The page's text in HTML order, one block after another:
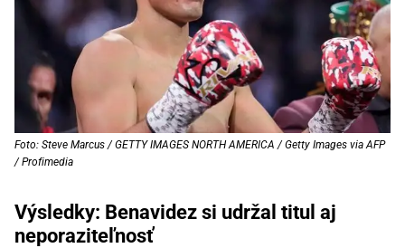
Foto: Steve Marcus / GETTY IMAGES NORTH AMERICA / Getty Images via AFP
/ Profimedia
Výsledky: Benavidez si udržal titul aj
neporaziteľnosť